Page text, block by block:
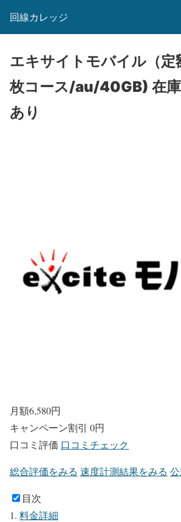
回線カレッジ
エキサイトモバイル（
枚コース/au/40GB) 在庫
あり
月額6,580円
キャンペーン割引 0円
口コミ評価 口コミチェック
総合評価をみる 速度計測結果をみる
目次
料金詳細